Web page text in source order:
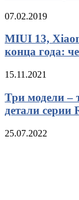
07.02.2019
MIUI 13,
конца года:
15.11.2021
Три модели –
детали серии
25.07.2022